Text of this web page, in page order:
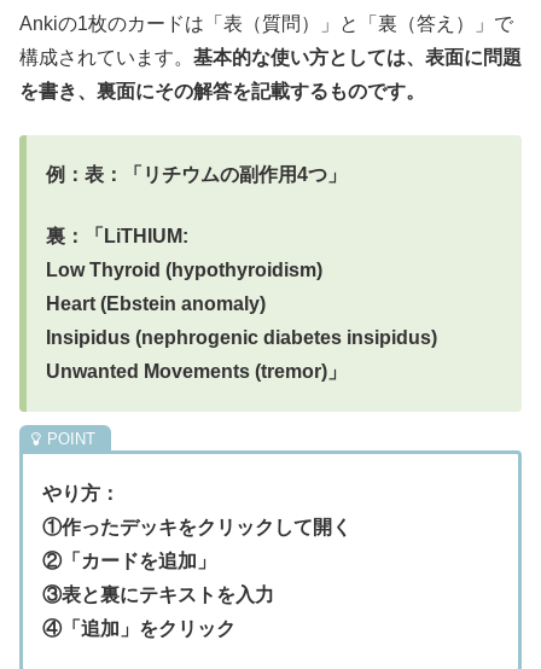
Ankiの1枚のカードは「表（質問）」と「裏（答え）」で
構成されています。 基本的な使い方としては、表面に問題
を書き、裏面にその解答を記載するものです。
例：表：「リチウムの副作用4つ」
裏：「LiTHIUM:
Low Thyroid (hypothyroidism)
Heart (Ebstein anomaly)
Insipidus (nephrogenic diabetes insipidus)
Unwanted Movements (tremor)」
やり方：
①作ったデッキをクリックして開く
②「カードを追加」
③表と裏にテキストを入力
④「追加」をクリック